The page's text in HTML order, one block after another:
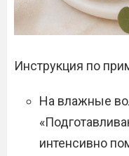
Инструкция по
На влажные
интенсивно